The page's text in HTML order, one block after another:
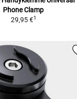
Phone Clamp
29,95 €1